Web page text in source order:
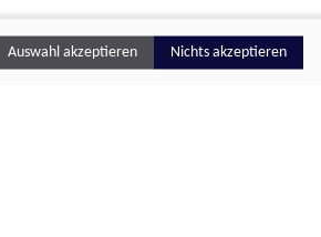
Auswahl akzeptieren Nichts akzeptieren